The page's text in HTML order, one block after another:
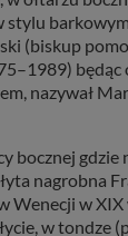
stylu
(biskup
nazywał
bocznej gdzie
nagrobna
Wenecji w
w tondze